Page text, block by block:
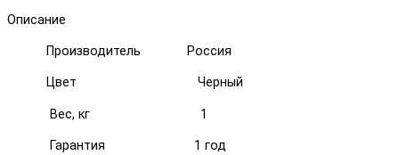
Описание
Россия
Черный
кг 1
1 год